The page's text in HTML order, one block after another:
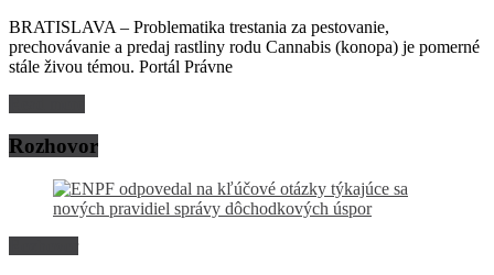
BRATISLAVA – Problematika trestania za pestovanie,
prechovávanie a predaj rastliny rodu Cannabis (konopa) je pomerné
stále živou témou. Portál Právne
Rozhovor